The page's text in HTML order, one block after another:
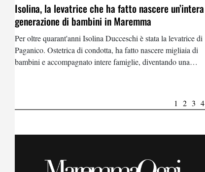
Isolina, la levatrice che ha fatto nascere un’intera
generazione di bambini in Maremma
Per oltre quarant'anni Isolina Ducceschi è stata la levatrice di
Paganico. Ostetrica di condotta, ha fatto nascere migliaia di
bambini e accompagnato intere famiglie, diventando una
1 2 3 4